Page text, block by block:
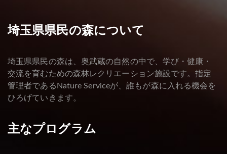
埼玉県県民の森について
埼玉県県民の森は、奥武蔵の自然の中で、学び・健康・
交流を育むための森林レクリエーション施設です。指定
管理者であるNature Serviceが、誰もが森に入れる機会を
ひろげていきます。
主なプログラム